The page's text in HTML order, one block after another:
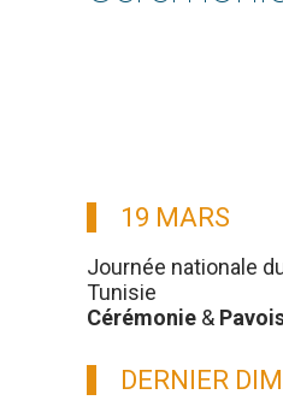
19 MARS
Journée nationale
Tunisie
Cérémonie &
DERNIER